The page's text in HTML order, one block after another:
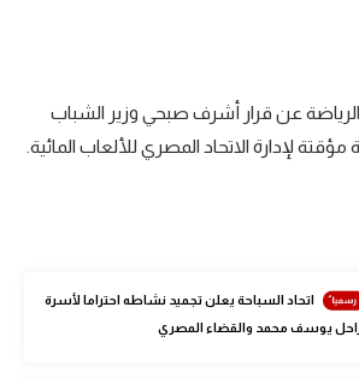
عن قرار أشرف صبحي وزير الشباب
لإدارة الاتحاد المصري للألعاب المائية.
اتحاد السباحة يعلن تجميد نشاطه احتراما لأسرة
يوسف محمد والقضاء المصري